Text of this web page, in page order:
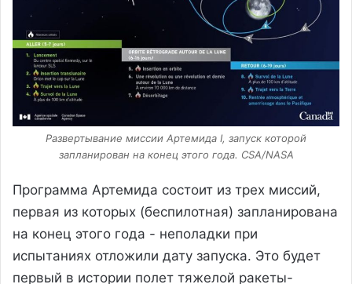
Развертывание миссии Артемида I, запуск которой
запланирован на конец этого года. CSA/NASA
Программа Артемида состоит из трех миссий,
первая из которых (беспилотная) запланирована
на конец этого года - неполадки при
испытаниях отложили дату запуска. Это будет
первый в истории полет тяжелой ракеты-